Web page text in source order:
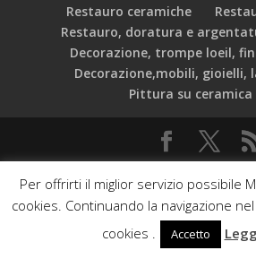
Restauro ceramiche
Restauro, doratura e
Decorazione, trompe loeil,
Decorazione,mobili, gioielli,
Pittura su ceramica
Vascellari, 19 - 00153 Roma -
Phasar srl & Orange Web Agency
Per offrirti il miglior servizio possibile
cookies. Continuando la navigazione
cookies .
Accetto